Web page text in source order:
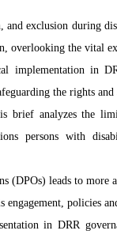
exclusion during
the vital
implementation in
the rights
brief analyzes the
persons with
leads to more
engagement, policies
in DRR